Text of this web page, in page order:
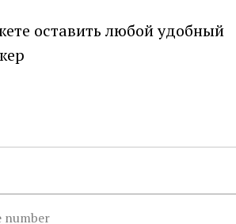
оставить любой удобный